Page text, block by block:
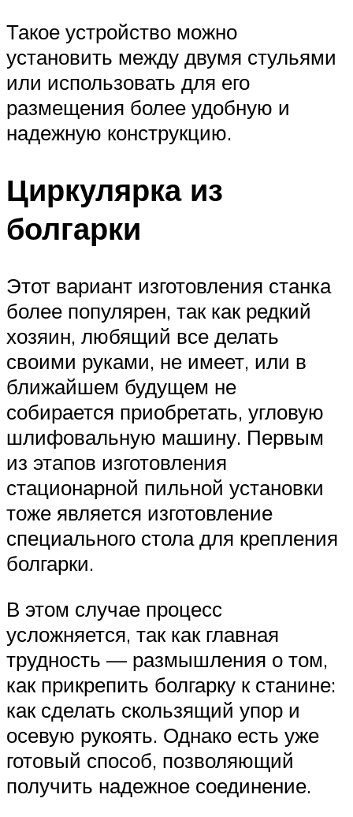
Такое устройство можно
установить между двумя стульями
или использовать для его
размещения более удобную и
надежную конструкцию.
Циркулярка из
болгарки
Этот вариант изготовления станка
более популярен, так как редкий
хозяин, любящий все делать
своими руками, не имеет, или в
ближайшем будущем не
собирается приобретать, угловую
шлифовальную машину. Первым
из этапов изготовления
стационарной пильной установки
тоже является изготовление
специального стола для крепления
болгарки.
В этом случае процесс
усложняется, так как главная
трудность — размышления о том,
как прикрепить болгарку к станине:
как сделать скользящий упор и
осевую рукоять. Однако есть уже
готовый способ, позволяющий
получить надежное соединение.